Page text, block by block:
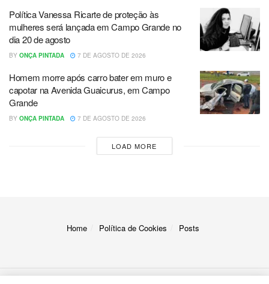
Política Vanessa Ricarte de proteção às
mulheres será lançada em Campo Grande no
dia 20 de agosto
BY ONÇA PINTADA 7 DE AGOSTO DE 2026
Homem morre após carro bater em muro e
capotar na Avenida Guaicurus, em Campo
Grande
BY ONÇA PINTADA 7 DE AGOSTO DE 2026
LOAD MORE
Home Política de Cookies Posts